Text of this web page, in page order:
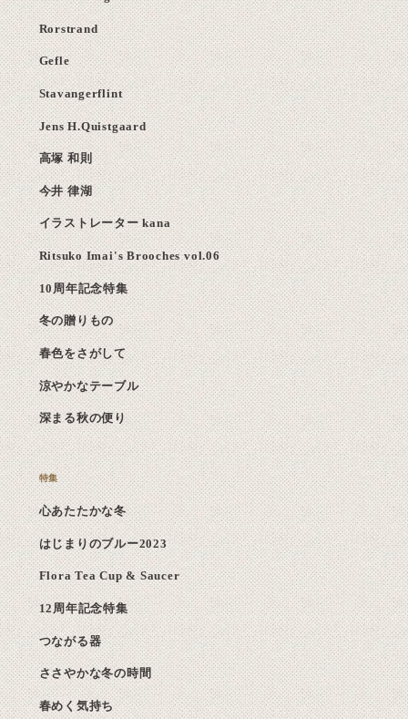
Rorstrand
Gefle
Stavangerflint
Jens H.Quistgaard
高塚 和則
今井 律湖
イラストレーター kana
Ritsuko Imai's Brooches vol.06
10周年記念特集
冬の贈りもの
春色をさがして
涼やかなテーブル
深まる秋の便り
心あたたかな冬
はじまりのブルー2023
Flora Tea Cup & Saucer
12周年記念特集
つながる器
ささやかな冬の時間
春めく気持ち